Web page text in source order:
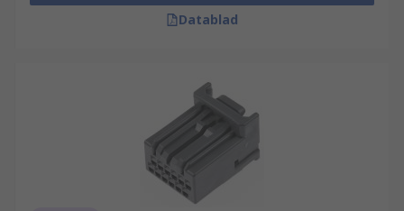
Datablad